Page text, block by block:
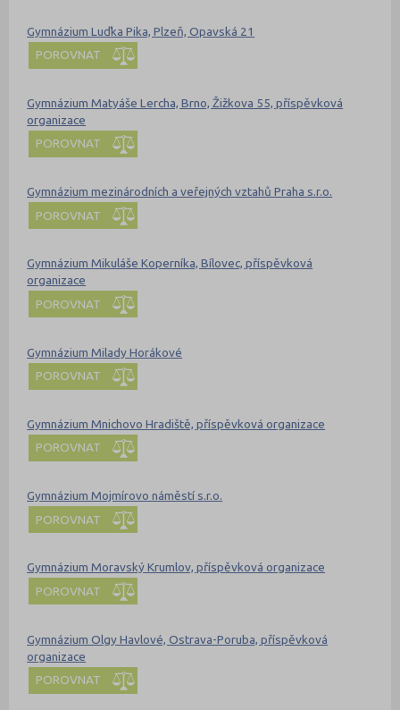
Gymnázium Luďka Pika, Plzeň, Opavská 21
POROVNAT
Gymnázium Matyáše Lercha, Brno, Žižkova 55, příspěvková
organizace
POROVNAT
Gymnázium mezinárodních a veřejných vztahů Praha s.r.o.
POROVNAT
Gymnázium Mikuláše Koperníka, Bílovec, příspěvková
organizace
POROVNAT
Gymnázium Milady Horákové
POROVNAT
Gymnázium Mnichovo Hradiště, příspěvková organizace
POROVNAT
Gymnázium Mojmírovo náměstí s.r.o.
POROVNAT
Gymnázium Moravský Krumlov, příspěvková organizace
POROVNAT
Gymnázium Olgy Havlové, Ostrava-Poruba, příspěvková
organizace
POROVNAT